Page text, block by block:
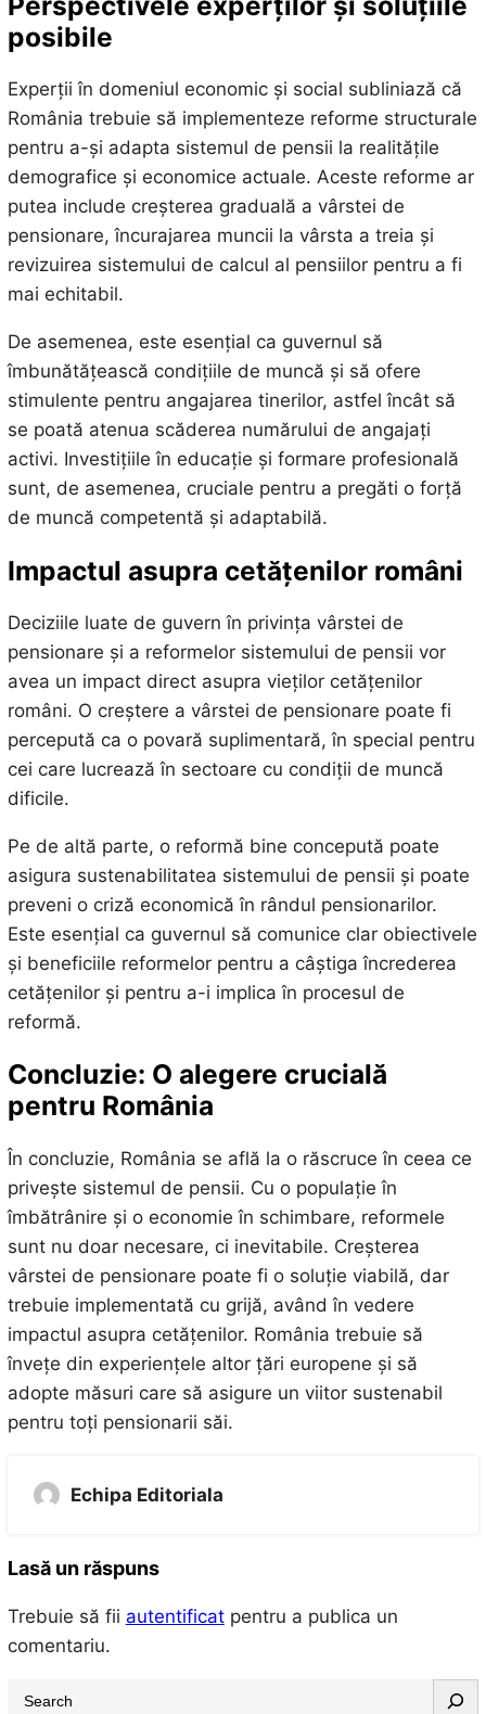
posibile
Experții în domeniul economic și social subliniază că
România trebuie să implementeze reforme structurale
pentru a-și adapta sistemul de pensii la realitățile
demografice și economice actuale. Aceste reforme ar
putea include creșterea graduală a vârstei de
pensionare, încurajarea muncii la vârsta a treia și
revizuirea sistemului de calcul al pensiilor pentru a fi
mai echitabil.
De asemenea, este esențial ca guvernul să
îmbunătățească condițiile de muncă și să ofere
stimulente pentru angajarea tinerilor, astfel încât să
se poată atenua scăderea numărului de angajați
activi. Investițiile în educație și formare profesională
sunt, de asemenea, cruciale pentru a pregăti o forță
de muncă competentă și adaptabilă.
Impactul asupra cetățenilor români
Deciziile luate de guvern în privința vârstei de
pensionare și a reformelor sistemului de pensii vor
avea un impact direct asupra vieților cetățenilor
români. O creștere a vârstei de pensionare poate fi
percepută ca o povară suplimentară, în special pentru
cei care lucrează în sectoare cu condiții de muncă
dificile.
Pe de altă parte, o reformă bine concepută poate
asigura sustenabilitatea sistemului de pensii și poate
preveni o criză economică în rândul pensionarilor.
Este esențial ca guvernul să comunice clar obiectivele
și beneficiile reformelor pentru a câștiga încrederea
cetățenilor și pentru a-i implica în procesul de
reformă.
Concluzie: O alegere crucială
pentru România
În concluzie, România se află la o răscruce în ceea ce
privește sistemul de pensii. Cu o populație în
îmbătrânire și o economie în schimbare, reformele
sunt nu doar necesare, ci inevitabile. Creșterea
vârstei de pensionare poate fi o soluție viabilă, dar
trebuie implementată cu grijă, având în vedere
impactul asupra cetățenilor. România trebuie să
învețe din experiențele altor țări europene și să
adopte măsuri care să asigure un viitor sustenabil
pentru toți pensionarii săi.
Echipa Editoriala
Lasă un răspuns
Trebuie să fii autentificatpentru a publica un
comentariu.